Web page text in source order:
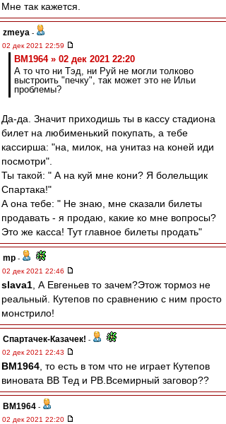
Мне так кажется.
zmeya -
02 дек 2021 22:59
BM1964 » 02 дек 2021 22:20
А то что ни Тэд, ни Руй не могли толково
выстроить "печку", так может это не Ильи
проблемы?
Да-да. Значит приходишь ты в кассу стадиона
билет на любименький покупать, а тебе
кассирша: "на, милок, на унитаз на коней иди
посмотри".
Ты такой: " А на куй мне кони? Я болельщик
Спартака!"
А она тебе: " Не знаю, мне сказали билеты
продавать - я продаю, какие ко мне вопросы?
Это же касса! Тут главное билеты продать"
mp -
02 дек 2021 22:46
slava1 , А Евгеньев то зачем?Этож тормоз не
реальный. Кутепов по сравнению с ним просто
монстрило!
Спартачек-Казачек! -
02 дек 2021 22:43
BM1964 , то есть в том что не играет Кутепов
виновата ВВ Тед и РВ.Всемирный заговор??
BM1964 -
02 дек 2021 22:20